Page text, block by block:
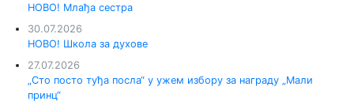
НОВО! Млађа сестра
30.07.2026
НОВО! Школа за духове
27.07.2026
„Сто посто туђа посла“ у ужем избору за награду „Мали
принц“